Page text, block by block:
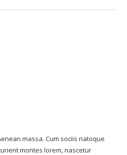
massa. Cum sociis natoque
montes lorem, nascetur